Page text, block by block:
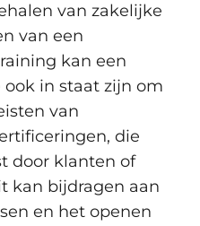
van zakelijke
van een
kan een
in staat zijn om
van
die
door klanten of
kan bijdragen aan
en het openen